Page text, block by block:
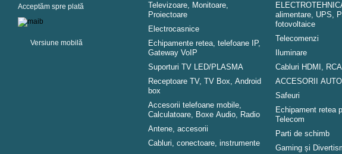
Acceptăm spre plată
Versiune mobilă
Televizoare, Monitoare,
Proiectoare
Electrocasnice
Echipamente retea, telefoane IP,
Gateway VoIP
Suporturi TV LED/PLASMA
Receptoare TV, TV Box, Android
box
Accesorii telefoane mobile,
Calculatoare, Boxe Audio, Radio
Antene, accesorii
Cabluri, conectoare, instrumente
alimentare, UPS,
fotovoltaice
Telecomenzi
Iluminare
Cabluri HDMI,
ACCESORII AUTO
Safeuri
Echipament retea
Telecom
Parti de schimb
Gaming și